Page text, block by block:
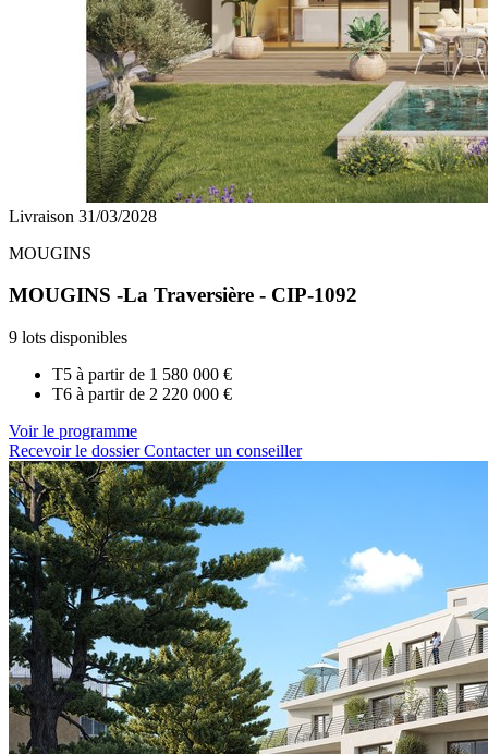
Livraison 31/03/2028
MOUGINS
MOUGINS -La Traversière - CIP-1092
9 lots disponibles
T5 à partir de 1 580 000 €
T6 à partir de 2 220 000 €
Voir le programme
Recevoir le dossierContacter un conseiller